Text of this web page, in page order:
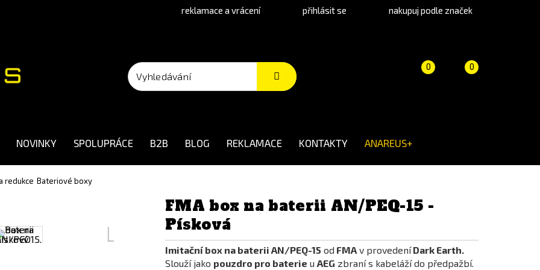
reklamace a vrácení přihlásit se nakupuj podle značek
Košík 0
(prázdný)
Porovnání
0
NOVINKY SPOLUPRÁCE B2B BLOG REKLAMACE KONTAKTY ANAREUS+
redukce Bateriové boxy
FMA box na baterii AN/PEQ-15 -
Písková
Imitační box na baterii AN/PEQ-15 od FMA v provedení Dark Earth.
Slouží jako pouzdro pro baterie u AEG zbraní s kabeláží do předpažbí.